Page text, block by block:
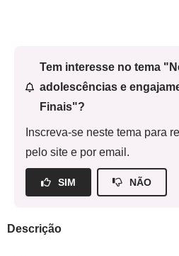
Tem interesse no tema
adolescências e
Finais"?
Inscreva-se neste tema para
pelo site e por email.
SIM NÃO
Descrição